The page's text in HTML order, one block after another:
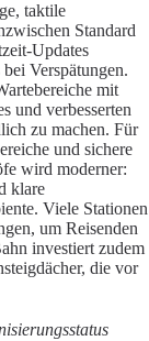
taktile
Standard
Updates
Verspätungen.
mit
und verbesserten
zu machen. Für
und sichere
wird moderner:
klare
Viele Stationen
um Reisenden
investiert zudem
die vor